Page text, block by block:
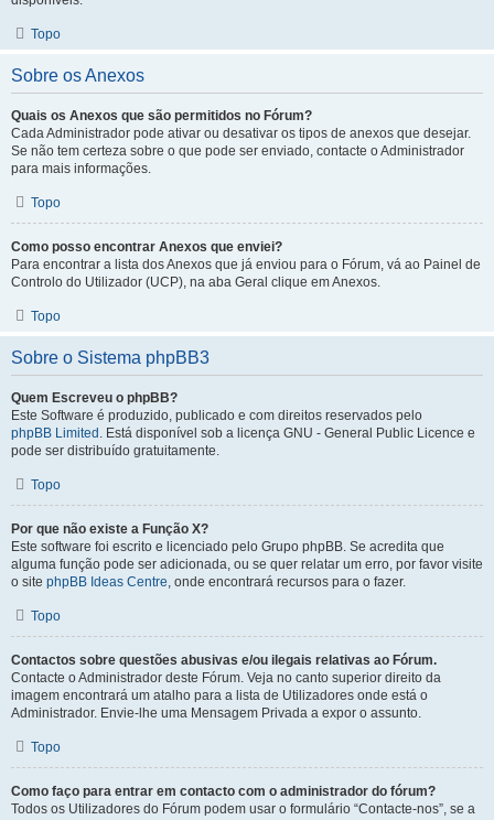
Topo
Sobre os Anexos
Quais os Anexos que são permitidos no Fórum?
Cada Administrador pode ativar ou desativar os tipos de anexos que desejar.
Se não tem certeza sobre o que pode ser enviado, contacte o Administrador
para mais informações.
Topo
Como posso encontrar Anexos que enviei?
Para encontrar a lista dos Anexos que já enviou para o Fórum, vá ao Painel de
Controlo do Utilizador (UCP), na aba Geral clique em Anexos.
Topo
Sobre o Sistema phpBB3
Quem Escreveu o phpBB?
Este Software é produzido, publicado e com direitos reservados pelo
phpBB Limited . Está disponível sob a licença GNU - General Public Licence e
pode ser distribuído gratuitamente.
Topo
Por que não existe a Função X?
Este software foi escrito e licenciado pelo Grupo phpBB. Se acredita que
alguma função pode ser adicionada, ou se quer relatar um erro, por favor visite
o site phpBB Ideas Centre, onde encontrará recursos para o fazer.
Topo
Contactos sobre questões abusivas e/ou ilegais relativas ao Fórum.
Contacte o Administrador deste Fórum. Veja no canto superior direito da
imagem encontrará um atalho para a lista de Utilizadores onde está o
Administrador. Envie-lhe uma Mensagem Privada a expor o assunto.
Topo
Como faço para entrar em contacto com o administrador do fórum?
Todos os Utilizadores do Fórum podem usar o formulário “Contacte-nos”, se a